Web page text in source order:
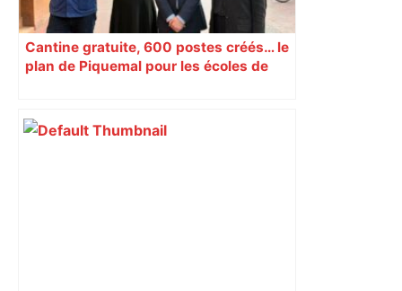
Cantine gratuite, 600 postes créés… le
plan de Piquemal pour les écoles de